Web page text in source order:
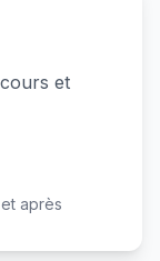
et
Après
après